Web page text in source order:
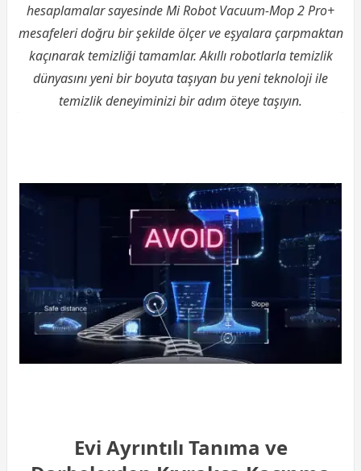
hesaplamalar sayesinde Mi Robot Vacuum-Mop 2 Pro+
mesafeleri doğru bir şekilde ölçer ve eşyalara çarpmaktan
kaçınarak temizliği tamamlar. Akıllı robotlarla temizlik
dünyasını yeni bir boyuta taşıyan bu yeni teknoloji ile
temizlik deneyiminizi bir adım öteye taşıyın.
Evi Ayrıntılı Tanıma ve